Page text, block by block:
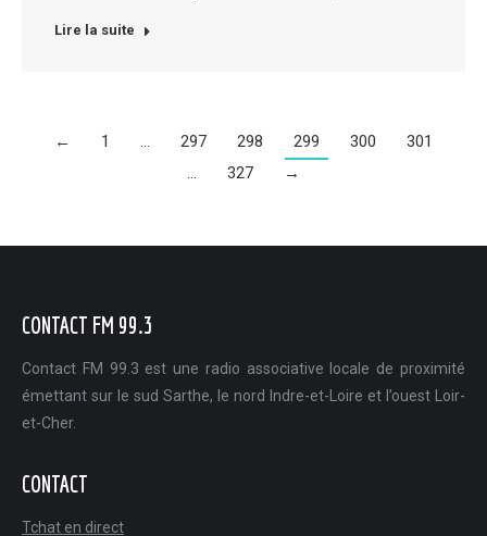
Lire la suite
← 1 … 297 298 299 300
301
…
327 →
CONTACT FM 99.3
Contact FM 99.3 est une radio associative locale de proximité
émettant sur le sud Sarthe, le nord Indre-et-Loire et l’ouest Loir-
et-Cher.
CONTACT
Tchat en direct